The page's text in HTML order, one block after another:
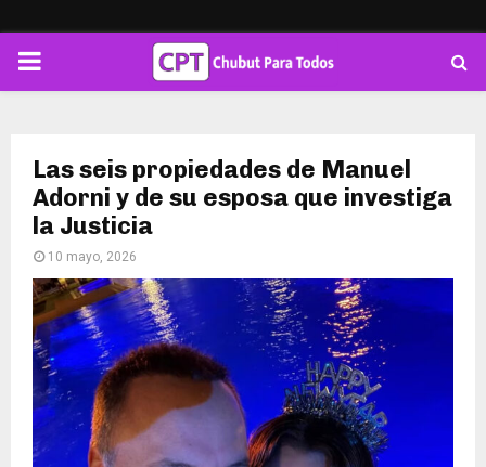
PRIMARY
Las seis propiedades de Manuel
Adorni y de su esposa que investiga
la Justicia
10 mayo, 2026